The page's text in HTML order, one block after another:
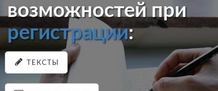
возможностей при
регистрации:
ТЕКСТЫ